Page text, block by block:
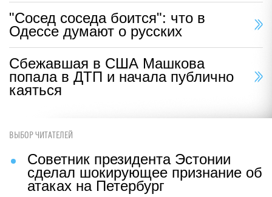
"Сосед соседа боится": что в
Одессе думают о русских
Сбежавшая в США Машкова
попала в ДТП и начала публично
каяться
ВЫБОР ЧИТАТЕЛЕЙ
Советник президента Эстонии
сделал шокирующее признание об
атаках на Петербург